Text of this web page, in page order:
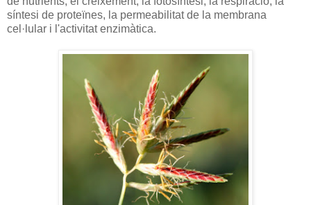
síntesi de proteïnes, la permeabilitat de la membrana
cel·lular i l'activitat enzimàtica.